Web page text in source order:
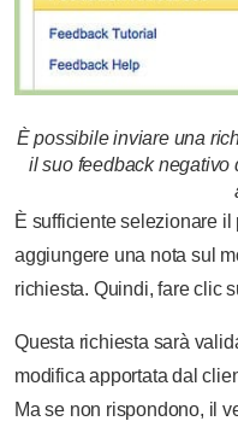
È possibile inviare una
il suo feedback negativo
È sufficiente selezionare
aggiungere una nota sul
richiesta. Quindi, fare clic
Questa richiesta sarà
modifica apportata dal
Ma se non rispondono, il